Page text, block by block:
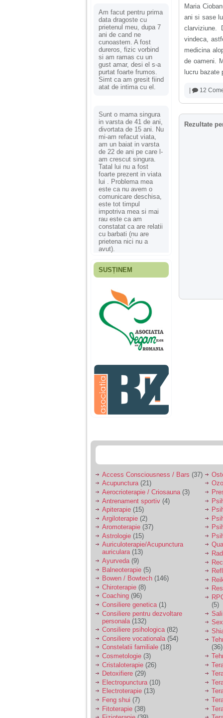
Am facut pentru prima
data dragoste cu
prietenul meu, dupa 7
ani de cand ne
cunoastem. A fost
dureros, fizic vorbind
si am ramas cu un
gust amar, desi el s-a
purtat foarte frumos.
Simt ca am gresit fiind
atat de intima cu el.
Sunt o mama singura
in varsta de 41 de ani,
divortata de 15 ani. Nu
mi-am refacut viata,
am un baiat in varsta
de 22 de ani pe care l-
am crescut singura.
Tatal lui nu a fost
foarte prezent in viata
lui . Problema mea
este ca nu avem o
comunicare deschisa,
este tot timpul
impotriva mea si mai
rau este ca am
constatat ca are relatii
cu barbati (nu are
prietena nici nu a
avut).
Fiica mea s-a nascut
ani, privind in urma
realizez cat de multe
greseli am facut in
educatia si cresterea
ei, am fost o mama
egoista, preocupata
de implinirea
profesionala, cand ea
era mica am neglijat-
agresiva, orice
greseala era taxata cu
o palma sau pedepse.
De 4 ani am o relatie
serioasa cu un barbat
sa se manifeste o
Ma aflu aici pentru ca
vreau sa stiu daca am
nevoie de un psiholog
sau psihiatru.
Sunt casatorita, am
31 de ani si un copil in
varsta de 2 ani care
mi-e lumina ochilor.
De ceva timp simt ca
mi s-a adunat
oboseala, o oboseala
cronica de care nu pot
scapa si simt ca din
cauza ei nu pot
controla nervii si
cateodata are copilul
de suferit.
Am o bariera peste
care nu pot trece:
prietena mea a ramas
insarcinata cu o fata.
Am fost de comun
acord sa facem un
copil, cu gandul ca e
baiat.
SUSȚINEM
Maria
ani si sase
clarviziune.
vindeca,
medicina
de oameni.
lucru bazate
12
Rezultate
Access Consciousness / Bars (37)
Acupunctura(21)
Aerocrioterapie / Criosauna (3)
Antrenament sportiv (4)
Apiterapie (15)
Argiloterapie (2)
Aromoterapie (37)
Astrologie (15)
Auriculoterapie/Acupunctura
auriculara(13)
Ayurveda(9)
Balneoterapie (5)
Bowen / Bowtech (146)
Chiroterapie (8)
Coaching (96)
Consiliere genetica(1)
Consiliere pentru dezvoltare
personala (132)
Consiliere psihologica(82)
Consiliere vocationala (54)
Constelatii familiale (18)
Cosmetologie (3)
Cristaloterapie (26)
Detoxifiere (29)
Electropunctura (10)
Electroterapie (13)
Feng shui (7)
Fitoterapie (38)
(5)
(36)